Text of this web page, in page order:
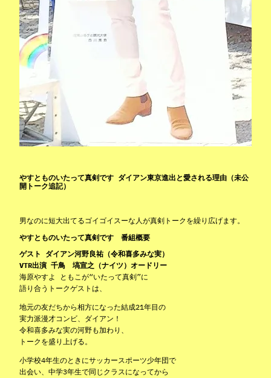
やすとものいたって真剣です ダイアン東京進出と愛される理由（未公
開トーク追記）
男なのに短大出てるゴイゴイスーな人が真剣トークを繰り広げます。
やすとものいたって真剣です 番組概要
ゲスト ダイアン河野良祐（令和喜多みな実）
VTR出演 千鳥 塙宣之（ナイツ）オードリー
海原やすよ ともこが“いたって真剣”に
語り合うトークゲストは、
地元の友だちから相方になった結成21年目の
実力派漫才コンビ、ダイアン！
令和喜多みな実の河野も加わり、
トークを盛り上げる。
小学校4年生のときにサッカースポーツ少年団で
出会い、中学3年生で同じクラスになってから